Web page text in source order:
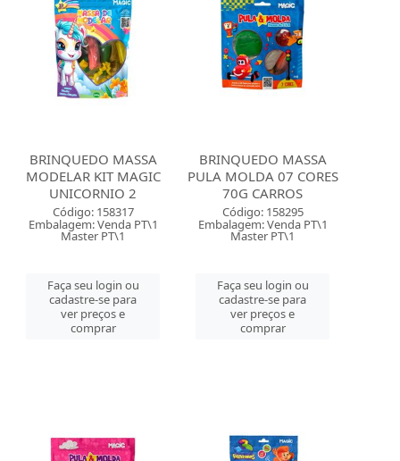
BRINQUEDO MASSA
MODELAR KIT MAGIC
UNICORNIO 2
Código: 158317
Embalagem: Venda PT\1
Master PT\1
Faça seu login ou
cadastre-se para
ver preços e
comprar
BRINQUEDO MASSA
PULA MOLDA 07 CORES
70G CARROS
Código: 158295
Embalagem: Venda PT\1
Master PT\1
Faça seu login ou
cadastre-se para
ver preços e
comprar